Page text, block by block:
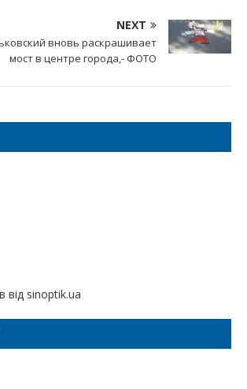
NEXT
вновь раскрашивает
мост в центре города,- ФОТО
від sinoptik.ua